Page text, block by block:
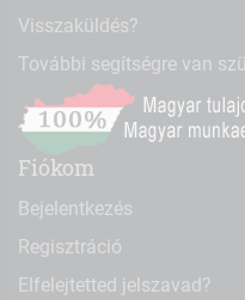
Visszaküldés?
További segítségre van
Fiókom
Bejelentkezés
Regisztráció
Elfelejtetted jelszavad?